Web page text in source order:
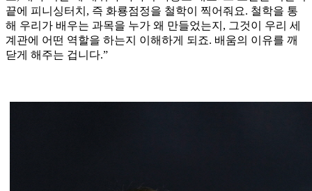
끝에 피니싱터치, 즉 화룡점정을 철학이 찍어줘요. 철학을 통
해 우리가 배우는 과목을 누가 왜 만들었는지, 그것이 우리 세
계관에 어떤 역할을 하는지 이해하게 되죠. 배움의 이유를 깨
닫게 해주는 겁니다.”